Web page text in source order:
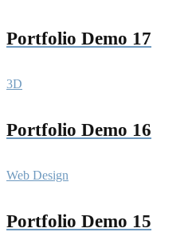
Portfolio Demo 17
3D
Portfolio Demo 16
Web Design
Portfolio Demo 15